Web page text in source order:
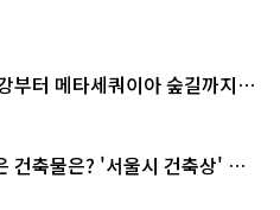
부터 메타세쿼이아 숲길까지…
건축물은? '서울시 건축상' 수